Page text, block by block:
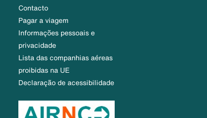
Contacto
Pagar a viagem
Informações pessoais e
privacidade
Lista das companhias aéreas
proibidas na UE
Declaração de acessibilidade